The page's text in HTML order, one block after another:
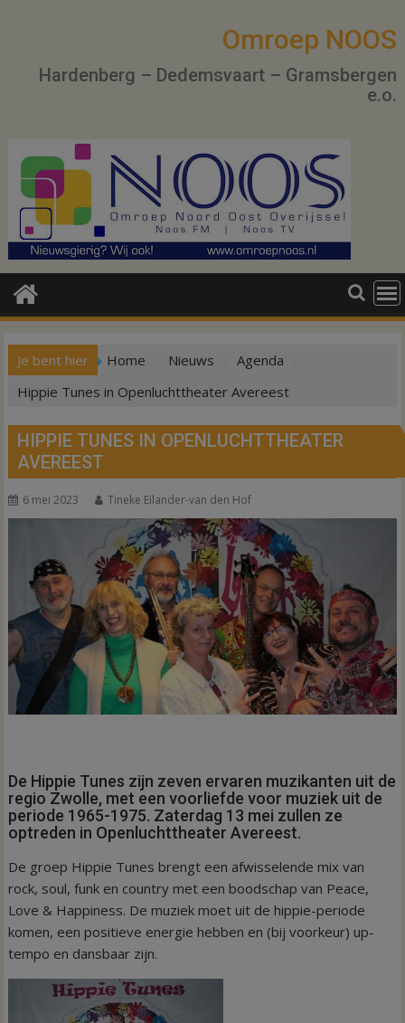
Omroep NOOS
Hardenberg – Dedemsvaart – Gramsbergen
e.o.
Je bent hier Home Nieuws
Agenda
Hippie Tunes in Openluchttheater Avereest
HIPPIE TUNES IN OPENLUCHTTHEATER
AVEREEST
6 mei 2023 Tineke Eilander-van den Hof
De Hippie Tunes zijn zeven ervaren muzikanten uit de
regio Zwolle, met een voorliefde voor muziek uit de
periode 1965-1975. Zaterdag 13 mei zullen ze
optreden in Openluchttheater Avereest.
De groep Hippie Tunes brengt een afwisselende mix van
rock, soul, funk en country met een boodschap van Peace,
Love & Happiness. De muziek moet uit de hippie-periode
komen, een positieve energie hebben en (bij voorkeur) up-
tempo en dansbaar zijn.